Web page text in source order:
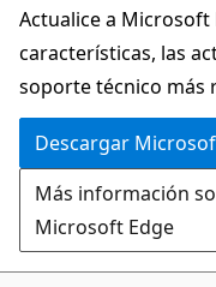
Actualice a Microsoft
características, las
soporte técnico más
Descargar
Más información
Microsoft Edge